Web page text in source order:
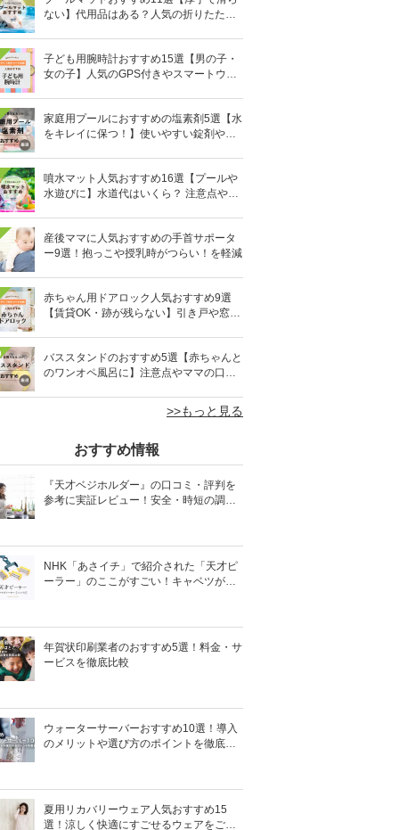
ない】代用品はある？人気の折りたたみ
子ども用腕時計おすすめ15選【男の子・
女の子】人気のGPS付きやスマートウォ
家庭用プールにおすすめの塩素剤5選【水
をキレイに保つ！】使いやすい錠剤やパ
噴水マット人気おすすめ16選【プールや
水遊びに】水道代はいくら？ 注意点やデ
産後ママに人気おすすめの手首サポータ
ー9選！抱っこや授乳時がつらい！を軽減
赤ちゃん用ドアロック人気おすすめ9選
【賃貸OK・跡が残らない】引き戸や窓対
バススタンドのおすすめ5選【赤ちゃんと
のワンオペ風呂に】注意点やママの口コ
>>もっと見る
おすすめ情報
『天才ベジホルダー』の口コミ・評判を
参考に実証レビュー！安全・時短の調理
NHK「あさイチ」で紹介された「天才ピ
ーラー」のここがすごい！キャベツがほ
年賀状印刷業者のおすすめ5選！料金・サ
ービスを徹底比較
ウォーターサーバーおすすめ10選！導入
のメリットや選び方のポイントを徹底解
夏用リカバリーウェア人気おすすめ15
選！涼しく快適にすごせるウェアをご紹